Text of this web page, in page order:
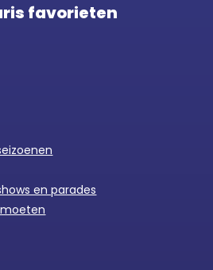
favorieten
en parades